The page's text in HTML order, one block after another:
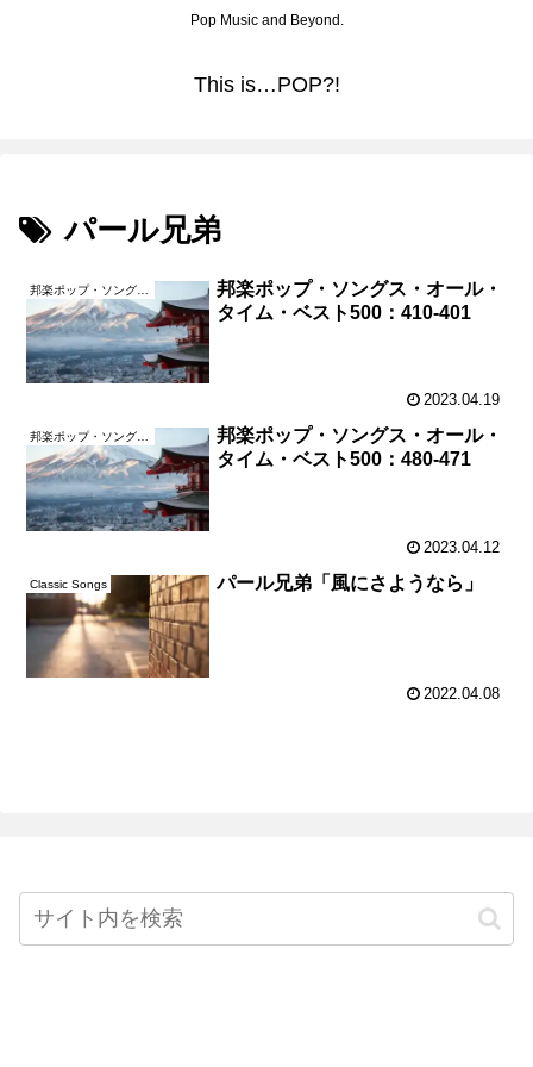
Pop Music and Beyond.
This is…POP?!
パール兄弟
邦楽ポップ・ソングス・オール・
タイム・ベスト500：410-401
2023.04.19
邦楽ポップ・ソングス・オール・タイム・ベスト500
邦楽ポップ・ソングス・オール・
タイム・ベスト500：480-471
2023.04.12
Classic Songs パール兄弟「風にさようなら」
2022.04.08